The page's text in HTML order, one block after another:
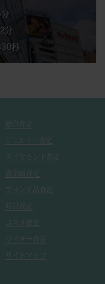
分
30秒
総合査定
ジュエリー査定
ダイヤモンド査定
貴金属査定
ブランド品査定
時計査定
コスメ査定
ライター査定
サイトマップ